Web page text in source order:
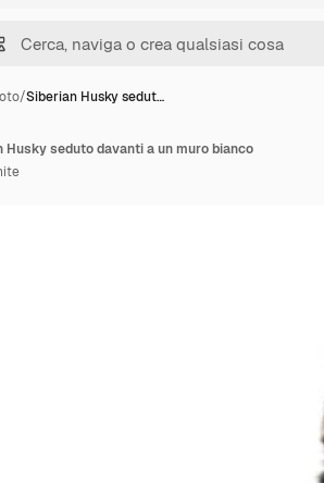
/Siberian Husky sedut…
Husky seduto davanti a un muro bianco